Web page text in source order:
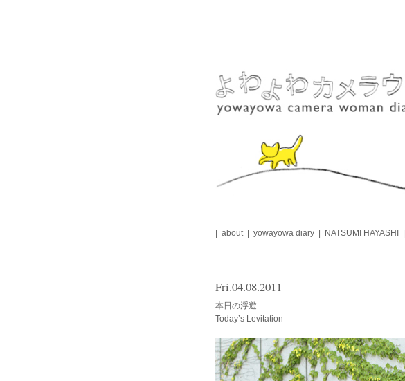
about yowayowa diary NATSUMI HAYASHI
Fri.04.08.2011
本日の浮遊
Today’s Levitation